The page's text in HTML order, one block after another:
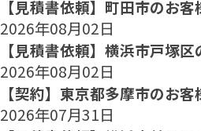
【見積書依頼】町田市のお客
2026年08月02日
【見積書依頼】横浜市戸塚
2026年08月02日
【契約】東京都多摩市のお
2026年07月31日